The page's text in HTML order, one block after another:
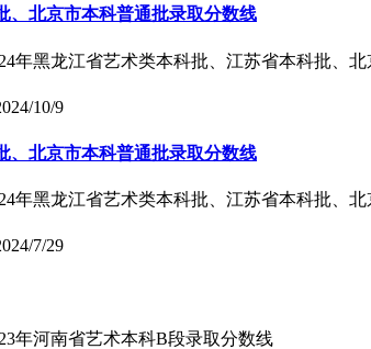
、北京市本科普通批录取分数线
年黑龙江省艺术类本科批、江苏省本科批、
10/9
、北京市本科普通批录取分数线
年黑龙江省艺术类本科批、江苏省本科批、
7/29
年河南省艺术本科B段录取分数线